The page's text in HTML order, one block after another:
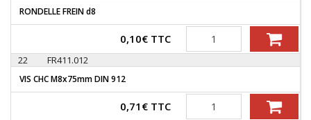
RONDELLE FREIN d8
0,10€ TTC Quantité
22 FR411.012
VIS CHC M8x75mm DIN 912
0,71 € TTC Quantité